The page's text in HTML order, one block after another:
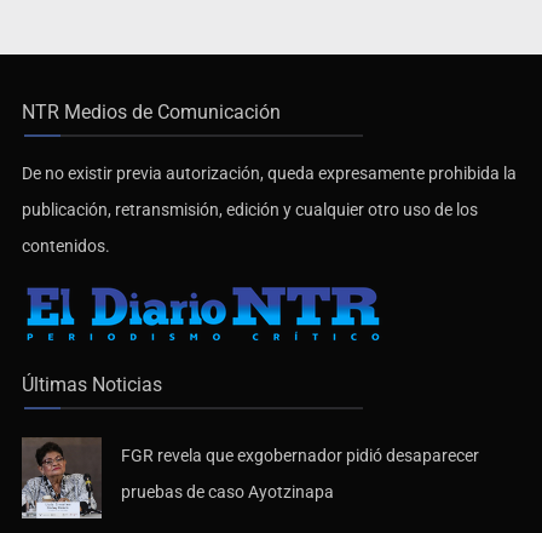
NTR Medios de Comunicación
De no existir previa autorización, queda expresamente prohibida la
publicación, retransmisión, edición y cualquier otro uso de los
contenidos.
Últimas Noticias
FGR revela que exgobernador pidió desaparecer
pruebas de caso Ayotzinapa